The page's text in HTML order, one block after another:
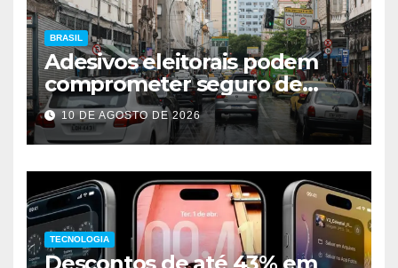
BRASIL
Adesivos eleitorais podem
comprometer seguro de
veículos
10 DE AGOSTO DE 2026
TECNOLOGIA